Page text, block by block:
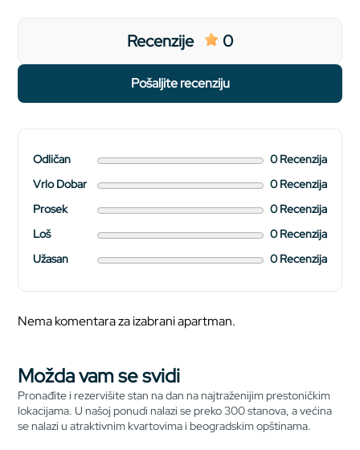
Recenzije 0
pošaljite recenziju
Odličan
0 Recenzija
Vrlo Dobar
0 Recenzija
Prosek
0 Recenzija
Loš
0 Recenzija
Užasan
0 Recenzija
Nema komentara za izabrani apartman.
Možda vam se svidi
Pronađite i rezervišite stan na dan na najtraženijim prestoničkim
lokacijama. U našoj ponudi nalazi se preko 300 stanova, a većina
se nalazi u atraktivnim kvartovima i beogradskim opštinama.